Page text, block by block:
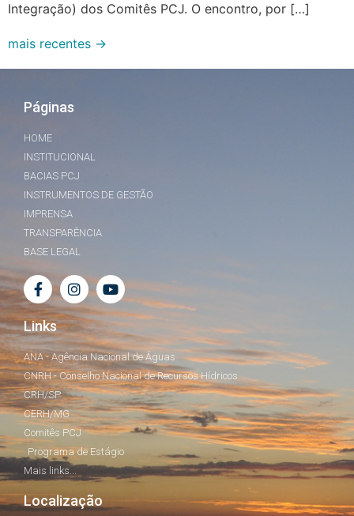
Integração) dos Comitês PCJ. O encontro, por […]
mais recentes →
Páginas
HOME
INSTITUCIONAL
BACIAS PCJ
INSTRUMENTOS DE GESTÃO
IMPRENSA
TRANSPARÊNCIA
BASE LEGAL
Links
ANA - Agência Nacional de Águas
CNRH - Conselho Nacional de Recursos Hídricos
CRH/SP
CERH/MG
Comitês PCJ
Programa de Estágio
Mais links...
Localização